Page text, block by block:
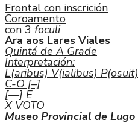
Frontal con inscrición
Coroamento
con 3 foculi
Ara aos Lares Viales
Quintá de A Grade
Interpretación:
L(aribus) V(ialibus) P(osuit)
C-O [–]
[—] E
X VOTO
Museo Provincial de Lugo